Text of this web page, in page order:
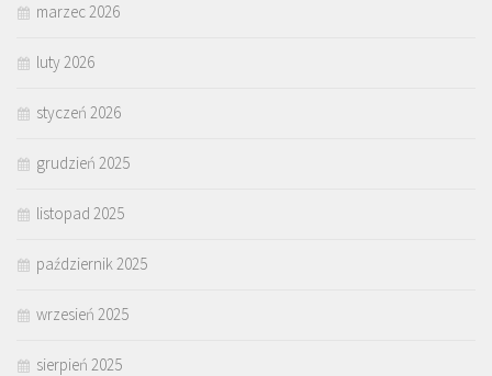
marzec 2026
luty 2026
styczeń 2026
grudzień 2025
listopad 2025
październik 2025
wrzesień 2025
sierpień 2025